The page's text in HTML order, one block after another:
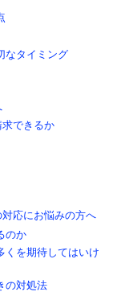
なタイミング
できるか
応にお悩みの方へ
のか
くを期待してはいけ
の対処法